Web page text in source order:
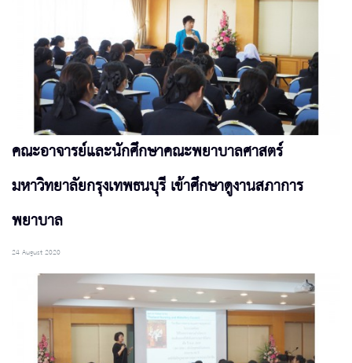
คณะอาจารย์และนักศึกษาคณะพยาบาลศาสตร์
มหาวิทยาลัยกรุงเทพธนบุรี เข้าศึกษาดูงานสภาการ
พยาบาล
24 August 2020